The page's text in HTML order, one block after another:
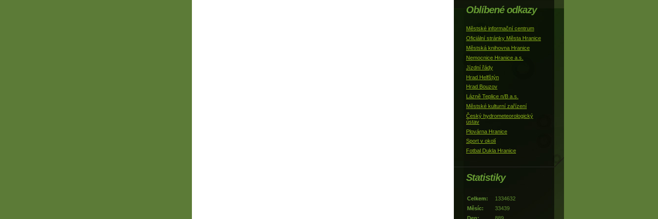
Oblíbené odkazy
Městské informační centrum
Oficiální stránky Města Hranice
Městská knihovna Hranice
Nemocnice Hranice a.s.
Jízdní řády
Hrad Helfštýn
Hrad Bouzov
Lázně Teplice n/B a.s.
Městské kulturní zařízení
Český hydrometeorologický
ústav
Plovárna Hranice
Sport v okolí
Fotbal Dukla Hranice
Statistiky
Celkem:
1334632
Měsíc:
33439